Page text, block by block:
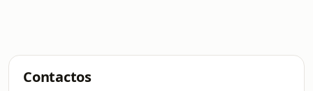
Contactos